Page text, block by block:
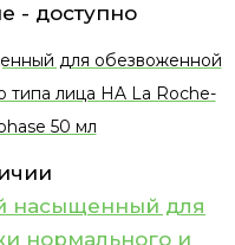
- доступно
для обезвоженной
типа лица HA La Roche-
50 мл
насыщенный для
нормального и